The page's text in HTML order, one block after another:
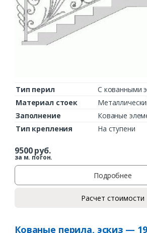
Тип перил
С кованными
Материал стоек
Заполнение
Кованые
Тип крепления
На ступени
9500руб.
за м. погон.
Подробнее
Расчет стоимости
Кованые перила, эскиз — 19